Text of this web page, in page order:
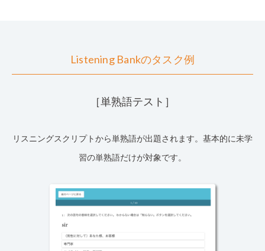
Listening Bankのタスク例
［単熟語テスト］
リスニングスクリプトから単熟語が出題されます。基本的に未学
習の単熟語だけが対象です。